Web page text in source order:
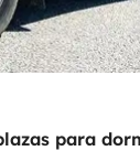
para